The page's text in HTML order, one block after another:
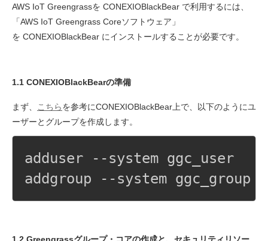
AWS IoT Greengrassを CONEXIOBlackBear で利用するには、
「AWS IoT Greengrass Coreソフトウェア」
を CONEXIOBlackBear にインストールすることが必要です。
1.1 CONEXIOBlackBearの準備
まず、 こちらを参考にCONEXIOBlackBear上で、以下のようにユ
ーザーとグループを作成します。
adduser --system ggc_user
addgroup --system ggc_group